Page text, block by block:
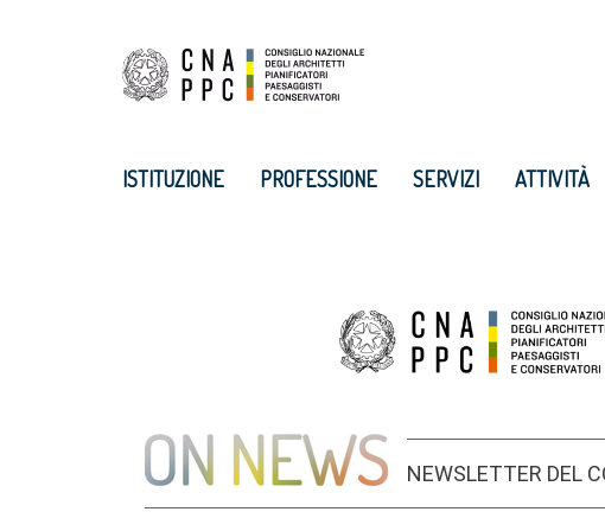
ISTITUZIONE PROFESSIONE SERVIZI ATTIVITÀ